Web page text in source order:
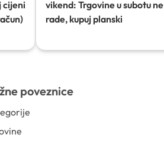
cijeni
vikend: Trgovine u subotu ne
rade, kupuj planski
poveznice